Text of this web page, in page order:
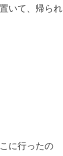
いて、帰られ
に行ったの